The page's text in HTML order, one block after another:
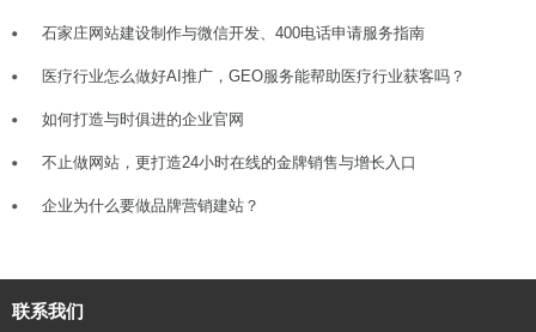
石家庄网站建设制作与微信开发、400电话申请服务指南
医疗行业怎么做好AI推广，GEO服务能帮助医疗行业获客吗？
如何打造与时俱进的企业官网
不止做网站，更打造24小时在线的金牌销售与增长入口
企业为什么要做品牌营销建站？
联系我们